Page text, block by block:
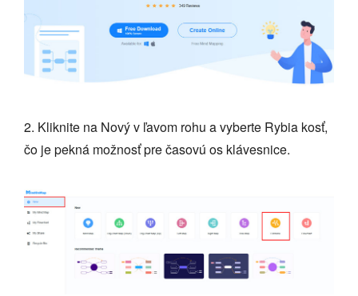
2. Kliknite na Nový v ľavom rohu a vyberte Rybia kosť,
čo je pekná možnosť pre časovú os klávesnice.